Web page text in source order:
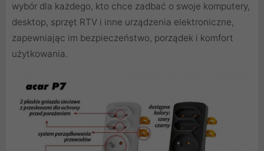
wybór dla każdego, kto chce zadbać o swoje komputery,
desktop, sprzęt RTV i inne urządzenia elektroniczne,
zapewniając im bezpieczeństwo, porządek i komfort
użytkowania.